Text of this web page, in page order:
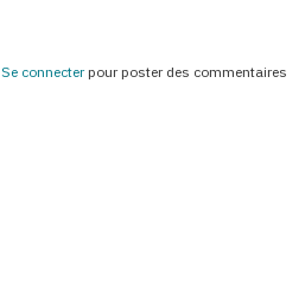
Se connecterpour poster des commentaires